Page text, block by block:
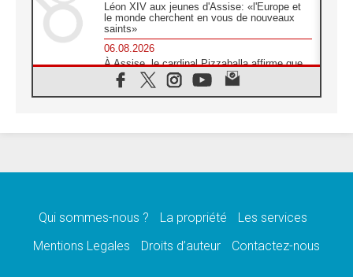
Léon XIV aux jeunes d'Assise: «l'Europe et
le monde cherchent en vous de nouveaux
saints»
06.08.2026
À Assise, le cardinal Pizzaballa affirme que
«les chrétiens veulent la paix»
06.08.2026
message de paix et de dignité humaine»
«La visite du Pape en Uruguay renforcera
Qui sommes-nous ? La propriété
Les services
Mentions Legales
Droits d’auteur Contactez-nous